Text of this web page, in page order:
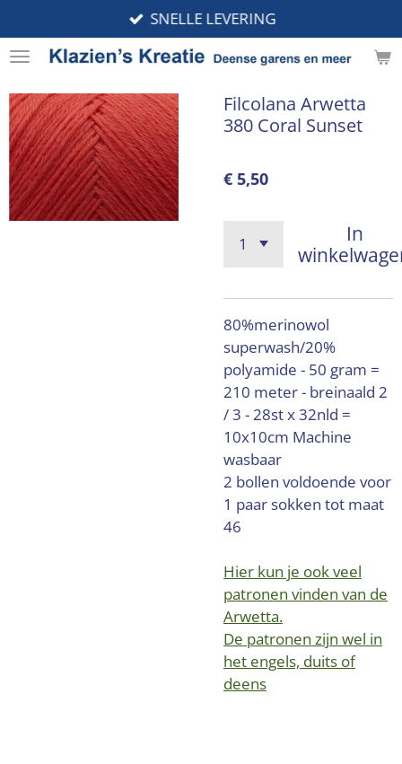
direct
naar
hoofdinhoud
SNELLE LEVERING
Filcolana Arwetta
380 Coral Sunset
€ 5,50
In
80%merinowol
superwash/20%
polyamide - 50 gram =
210 meter - breinaald 2
/ 3 - 28st x 32nld =
10x10cm Machine
wasbaar
2 bollen voldoende voor
1 paar sokken tot maat
46
Hier kun je ook veel
patronen vinden van de
Arwetta.
De patronen zijn wel in
het engels, duits of
deens